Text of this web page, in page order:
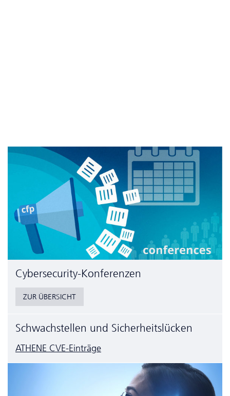
Cyber­security-Konferenzen
ZUR ÜBERSICHT
Schwachstellen und Sicherheitslücken
ATHENE CVE-Einträge